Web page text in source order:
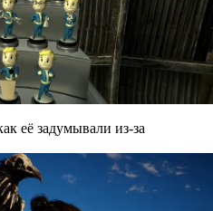
её задумывали из-за